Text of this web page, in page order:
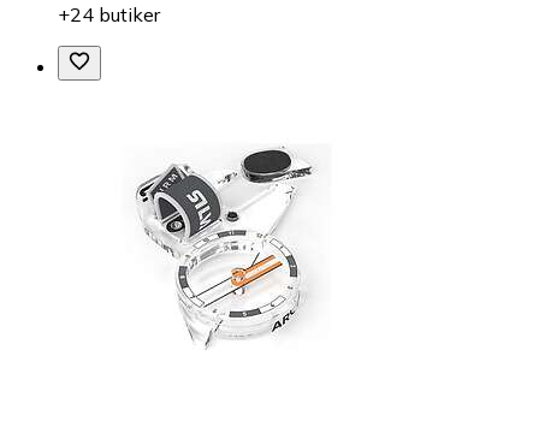
+24 butiker